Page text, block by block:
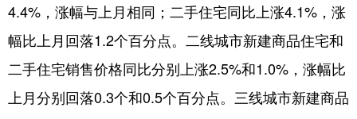
4.4%，涨幅与上月相同；二手住宅同比上涨4.1%，涨
幅比上月回落1.2个百分点。二线城市新建商品住宅和
二手住宅销售价格同比分别上涨2.5%和1.0%，涨幅比
上月分别回落0.3个和0.5个百分点。三线城市新建商品